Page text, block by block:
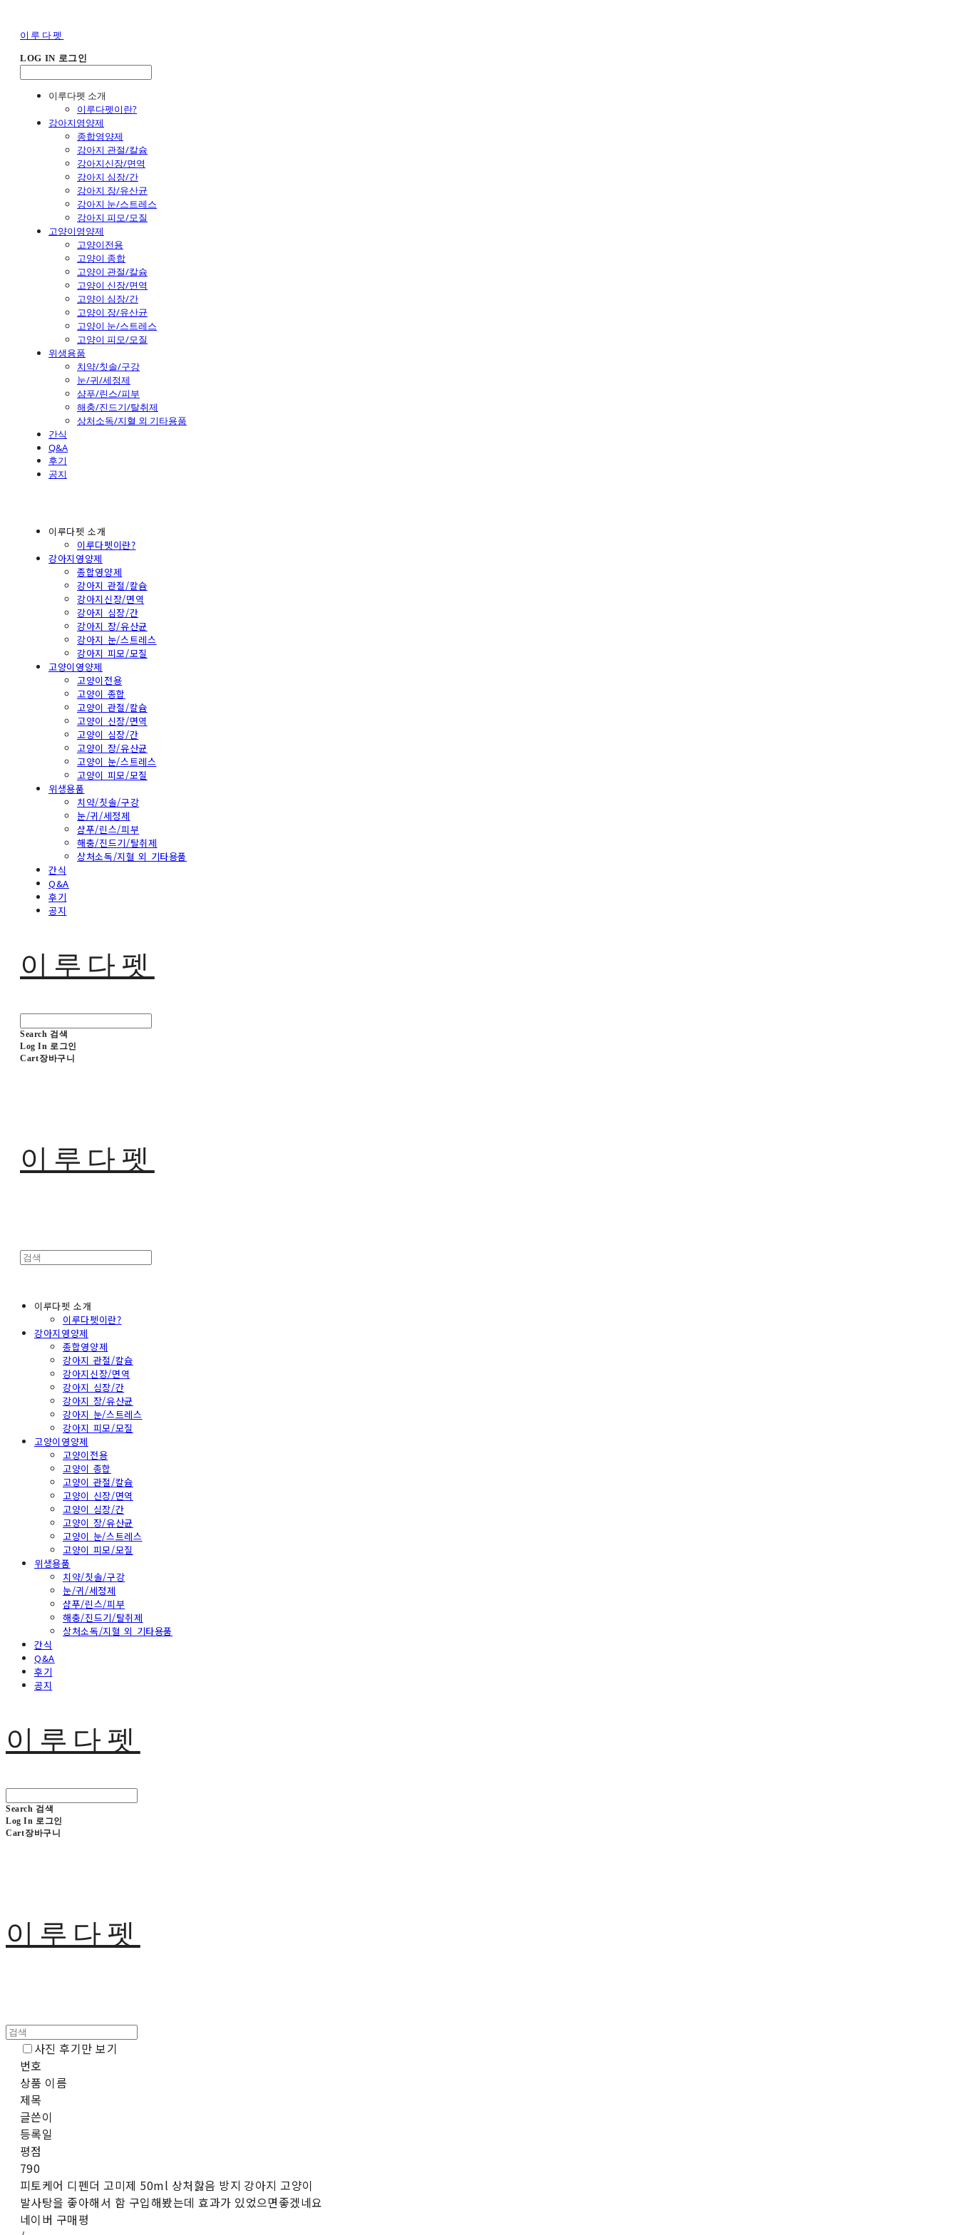
이루다펫
LOG IN 로그인
이루다펫 소개
이루다펫이란?
강아지영양제
종합영양제
강아지 관절/칼슘
강아지신장/면역
강아지 심장/간
강아지 장/유산균
강아지 눈/스트레스
강아지 피모/모질
고양이영양제
고양이전용
고양이 종합
고양이 관절/칼슘
고양이 신장/면역
고양이 심장/간
고양이 장/유산균
고양이 눈/스트레스
고양이 피모/모질
위생용품
치약/칫솔/구강
눈/귀/세정제
샴푸/린스/피부
해충/진드기/탈취제
상처소독/지혈 외 기타용품
간식
Q&A
후기
공지
이루다펫 소개
이루다펫이란?
강아지영양제
종합영양제
강아지 관절/칼슘
강아지신장/면역
강아지 심장/간
강아지 장/유산균
강아지 눈/스트레스
강아지 피모/모질
고양이영양제
고양이전용
고양이 종합
고양이 관절/칼슘
고양이 신장/면역
고양이 심장/간
고양이 장/유산균
고양이 눈/스트레스
고양이 피모/모질
위생용품
치약/칫솔/구강
눈/귀/세정제
샴푸/린스/피부
해충/진드기/탈취제
상처소독/지혈 외 기타용품
간식
Q&A
후기
공지
이루다펫
Search 검색
Log In 로그인
Cart장바구니
이루다펫
이루다펫 소개
이루다펫이란?
강아지영양제
종합영양제
강아지 관절/칼슘
강아지신장/면역
강아지 심장/간
강아지 장/유산균
강아지 눈/스트레스
강아지 피모/모질
고양이영양제
고양이전용
고양이 종합
고양이 관절/칼슘
고양이 신장/면역
고양이 심장/간
고양이 장/유산균
고양이 눈/스트레스
고양이 피모/모질
위생용품
치약/칫솔/구강
눈/귀/세정제
샴푸/린스/피부
해충/진드기/탈취제
상처소독/지혈 외 기타용품
간식
Q&A
후기
공지
이루다펫
Search 검색
Log In 로그인
Cart장바구니
이루다펫
사진 후기만 보기
번호
상품 이름
제목
글쓴이
등록일
평점
790
피토케어 디펜더 고미제 50ml 상처핧음 방지 강아지 고양이
발사탕을 좋아해서 함 구입해봤는데 효과가 있었으면좋겠네요
네이버 구매평